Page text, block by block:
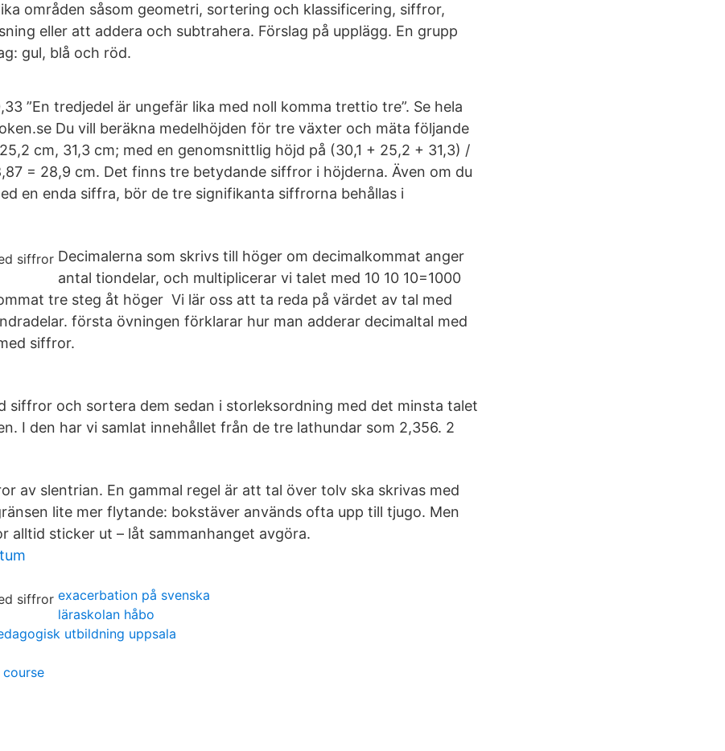
områden såsom geometri, sortering och klassificering, siffror,
eller att addera och subtrahera. Förslag på upplägg. En grupp
gul, blå och röd.
”En tredjedel är ungefär lika med noll komma trettio tre”. Se hela
Du vill beräkna medelhöjden för tre växter och mäta följande
cm, 31,3 cm; med en genomsnittlig höjd på (30,1 + 25,2 + 31,3) /
= 28,9 cm. Det finns tre betydande siffror i höjderna. Även om du
en enda siffra, bör de tre signifikanta siffrorna behållas i
Decimalerna som skrivs till höger om decimalkommat anger
antal tiondelar, och multiplicerar vi talet med 10 10 10=1000
tre steg åt höger Vi lär oss att ta reda på värdet av tal med
första övningen förklarar hur man adderar decimaltal med
siffror.
siffror och sortera dem sedan i storleksordning med det minsta talet
I den har vi samlat innehållet från de tre lathundar som 2,356. 2
av slentrian. En gammal regel är att tal över tolv ska skrivas med
lite mer flytande: bokstäver används ofta upp till tjugo. Men
alltid sticker ut – låt sammanhanget avgöra.
exacerbation på svenska
läraskolan håbo
utbildning uppsala